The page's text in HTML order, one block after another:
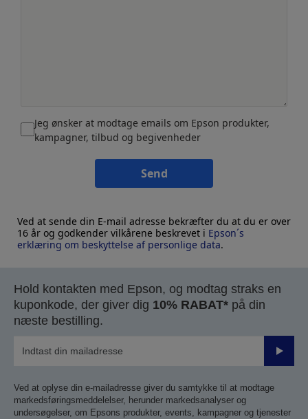
Jeg ønsker at modtage emails om Epson produkter,
kampagner, tilbud og begivenheder
Send
Ved at sende din E-mail adresse bekræfter du at du er over
16 år og godkender vilkårene beskrevet i Epson´s
erklæring om beskyttelse af personlige data.
Hold kontakten med Epson, og modtag straks en
kuponkode, der giver dig 10% RABAT* på din
næste bestilling.
Send
Ved at oplyse din e-mailadresse giver du samtykke til at modtage
markedsføringsmeddelelser, herunder markedsanalyser og
undersøgelser, om Epsons produkter, events, kampagner og tjenester